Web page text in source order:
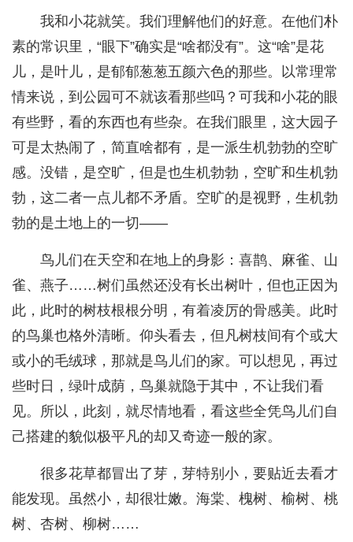
我和小花就笑。我们理解他们的好意。在他们朴
素的常识里，“眼下”确实是“啥都没有”。这“啥”是花
儿，是叶儿，是郁郁葱葱五颜六色的那些。以常理常
情来说，到公园可不就该看那些吗？可我和小花的眼
有些野，看的东西也有些杂。在我们眼里，这大园子
可是太热闹了，简直啥都有，是一派生机勃勃的空旷
感。没错，是空旷，但是也生机勃勃，空旷和生机勃
勃，这二者一点儿都不矛盾。空旷的是视野，生机勃
勃的是土地上的一切——
鸟儿们在天空和在地上的身影：喜鹊、麻雀、山
雀、燕子……树们虽然还没有长出树叶，但也正因为
此，此时的树枝根根分明，有着凌厉的骨感美。此时
的鸟巢也格外清晰。仰头看去，但凡树枝间有个或大
或小的毛绒球，那就是鸟儿们的家。可以想见，再过
些时日，绿叶成荫，鸟巢就隐于其中，不让我们看
见。所以，此刻，就尽情地看，看这些全凭鸟儿们自
己搭建的貌似极平凡的却又奇迹一般的家。
很多花草都冒出了芽，芽特别小，要贴近去看才
能发现。虽然小，却很壮嫩。海棠、槐树、榆树、桃
树、杏树、柳树……